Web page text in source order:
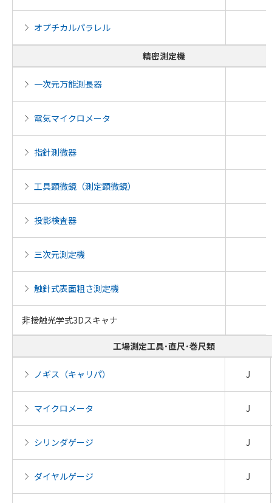
オプチカルパラレル
精密測定機
一次元万能測長器
電気マイクロメータ
指針測微器
工具顕微鏡（測定顕微鏡）
投影検査器
三次元測定機
触針式表面粗さ測定機
非接触光学式3Dスキャナ
工場測定工具･直尺･巻尺類
ノギス（キャリパ） J
マイクロメータ J
シリンダゲージ J
ダイヤルゲージ J